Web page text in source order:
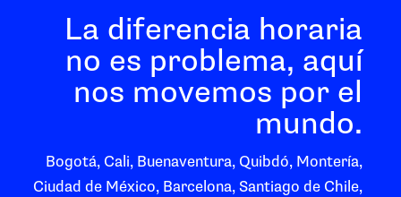
La diferencia horaria
no es problema, aquí
nos movemos por el
mundo.
Bogotá, Cali, Buenaventura, Quibdó, Montería,
Ciudad de México, Barcelona, Santiago de Chile,